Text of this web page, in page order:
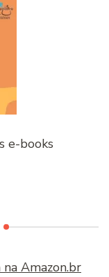
e-books
Amazon.br